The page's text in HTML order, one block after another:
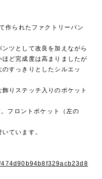
作られたファクトリーパン
ツとして改良を加えながら
ど完成度は高まりましたが
すっきりとしたシルエッ
りステッチ入りのポケット
フロントポケット（左の
ています。